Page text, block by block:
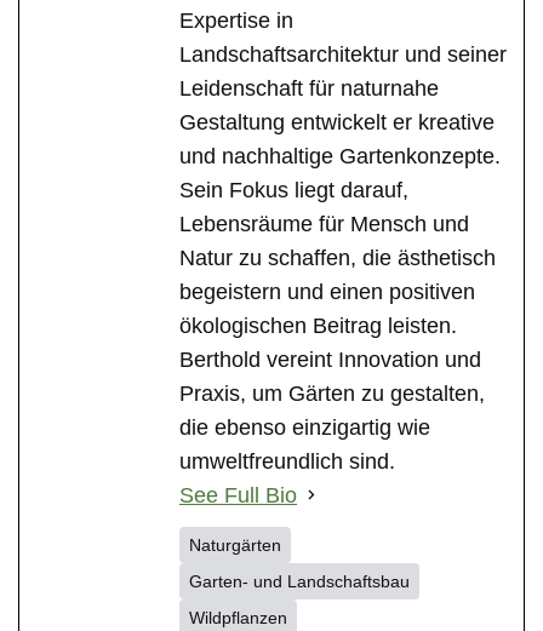
Expertise in
Landschaftsarchitektur und seiner
Leidenschaft für naturnahe
Gestaltung entwickelt er kreative
und nachhaltige Gartenkonzepte.
Sein Fokus liegt darauf,
Lebensräume für Mensch und
Natur zu schaffen, die ästhetisch
begeistern und einen positiven
ökologischen Beitrag leisten.
Berthold vereint Innovation und
Praxis, um Gärten zu gestalten,
die ebenso einzigartig wie
umweltfreundlich sind.
See Full Bio
Naturgärten
Garten- und Landschaftsbau
Wildpflanzen